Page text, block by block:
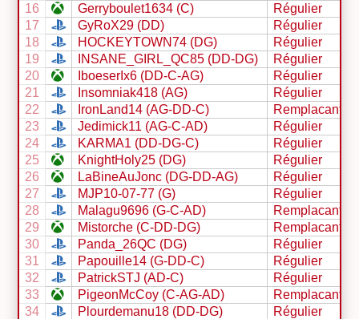
16
Gerryboulet1634 (C)
Régulier
17
GyRoX29 (DD)
Régulier
18
HOCKEYTOWN74 (DG)
Régulier
19
INSANE_GIRL_QC85 (DD-DG)
Régulier
20
IboeserIx6 (DD-C-AG)
Régulier
21
Insomniak418 (AG)
Régulier
22
IronLand14 (AG-DD-C)
Remplacant
23
Jedimick11 (AG-C-AD)
Régulier
24
KARMA1 (DD-DG-C)
Régulier
25
KnightHoly25 (DG)
Régulier
26
LaBineAuJonc (DG-DD-AG)
Régulier
27
MJP10-07-77 (G)
Régulier
28
Malagu9696 (G-C-AD)
Remplacant
29
Mistorche (C-DD-DG)
Remplacant
30
Panda_26QC (DG)
Régulier
31
Papouille14 (G-DD-C)
Régulier
32
PatrickSTJ (AD-C)
Régulier
33
PigeonMcCoy (C-AG-AD)
Remplacant
34
Plourdemanu18 (DD-DG)
Régulier